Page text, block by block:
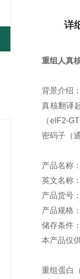
详
重组人真
背景介绍
真核翻译
（eIF2-
密码子（
产品名称
英文名称
产品货号
产品规格
储存条件
本产品仅
重组蛋白